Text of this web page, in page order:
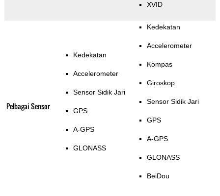
XVID
Pelbagai Sensor
Kedekatan
Accelerometer
Sensor Sidik Jari
GPS
A-GPS
GLONASS
Kedekatan
Accelerometer
Kompas
Giroskop
Sensor Sidik Jari
GPS
A-GPS
GLONASS
BeiDou